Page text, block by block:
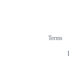
Terms